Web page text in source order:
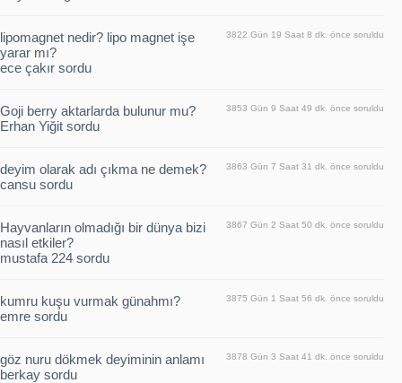
3822 Gün 19 Saat 8 dk. önce soruldu
lipomagnet nedir? lipo magnet işe
yarar mı?
ece çakır sordu
3853 Gün 9 Saat 49 dk. önce soruldu
Goji berry aktarlarda bulunur mu?
Erhan Yiğit sordu
3863 Gün 7 Saat 31 dk. önce soruldu
deyim olarak adı çıkma ne demek?
cansu sordu
3867 Gün 2 Saat 50 dk. önce soruldu
Hayvanların olmadığı bir dünya bizi
nasıl etkiler?
mustafa 224 sordu
3875 Gün 1 Saat 56 dk. önce soruldu
kumru kuşu vurmak günahmı?
emre sordu
3878 Gün 3 Saat 41 dk. önce soruldu
göz nuru dökmek deyiminin anlamı
berkay sordu